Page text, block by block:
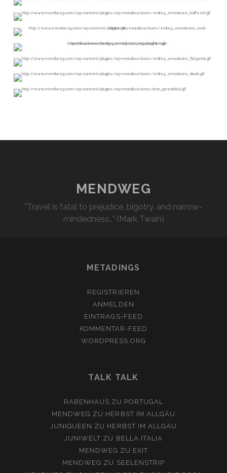
MENDWEG
"Travel is fatal to prejudice, bigotry, and narrow-
mindedness…" (Mark Twain)
METADINGS
REGISTRIEREN
ANMELDEN
EINTRAGS-FEED
KOMMENTAR-FEED
WORDPRESS.ORG
TALK TALK
RABENHAUS ZU PORTUGAL
MENDWEG ZU HERBST IM ALLGÄU
JUNIQUEEN ZU HERBST IM ALLGÄU
JUNIWELT ZU BELLA ITALIA
MENDWEG ZU EXIT
MENDWEG ZU SEELENSTRIP